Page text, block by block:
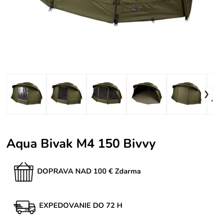
Aqua Bivak M4 150 Bivvy
DOPRAVA NAD 100 € Zdarma
EXPEDOVANIE DO 72 H